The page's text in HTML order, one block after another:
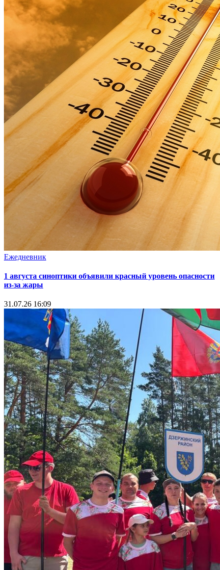
Ежедневник
1 августа синоптики объявили красный уровень опасности
из-за жары
31.07.26 16:09